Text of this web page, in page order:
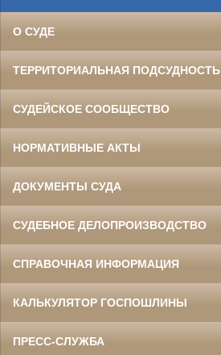
О СУДЕ
ТЕРРИТОРИАЛЬНАЯ ПОДСУДНОСТЬ
СУДЕЙСКОЕ СООБЩЕСТВО
НОРМАТИВНЫЕ АКТЫ
ДОКУМЕНТЫ СУДА
СУДЕБНОЕ ДЕЛОПРОИЗВОДСТВО
СПРАВОЧНАЯ ИНФОРМАЦИЯ
КАЛЬКУЛЯТОР ГОСПОШЛИНЫ
ПРЕСС-СЛУЖБА